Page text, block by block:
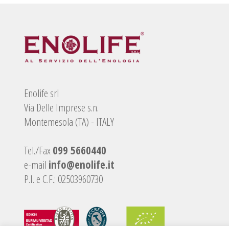
Enolife srl
Via Delle Imprese s.n.
Montemesola (TA) - ITALY
Tel./Fax099 5660440
e-mail info@enolife.it
P.I. e C.F.: 02503960730